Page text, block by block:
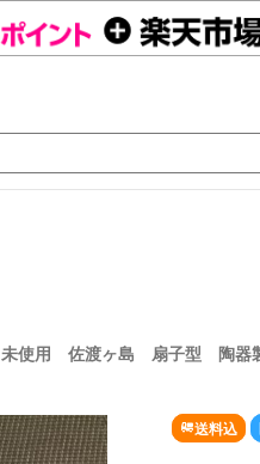
未使用 佐渡ヶ島 扇子型 陶
送料込